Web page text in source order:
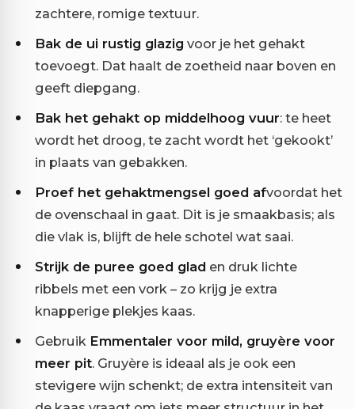
zachtere, romige textuur.
Bak de ui rustig glazig voor je het gehakt
toevoegt. Dat haalt de zoetheid naar boven en
geeft diepgang.
Bak het gehakt op middelhoog vuur: te heet
wordt het droog, te zacht wordt het ‘gekookt’
in plaats van gebakken.
Proef het gehaktmengsel goed afvoordat het
de ovenschaal in gaat. Dit is je smaakbasis; als
die vlak is, blijft de hele schotel wat saai.
Strijk de puree goed glad en druk lichte
ribbels met een vork – zo krijg je extra
knapperige plekjes kaas.
Gebruik Emmentaler voor mild, gruyère voor
meer pit. Gruyère is ideaal als je ook een
stevigere wijn schenkt; de extra intensiteit van